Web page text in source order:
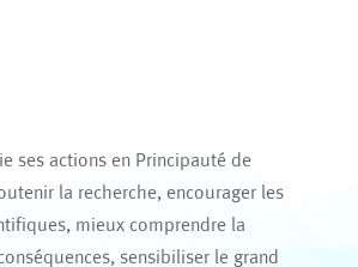
ses actions en Principauté de
la recherche, encourager les
mieux comprendre la
sensibiliser le grand